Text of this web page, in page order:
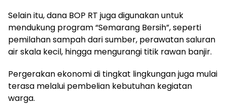
Selain itu, dana BOP RT juga digunakan untuk
mendukung program “Semarang Bersih”, seperti
pemilahan sampah dari sumber, perawatan saluran
air skala kecil, hingga mengurangi titik rawan banjir.
Pergerakan ekonomi di tingkat lingkungan juga mulai
terasa melalui pembelian kebutuhan kegiatan
warga.